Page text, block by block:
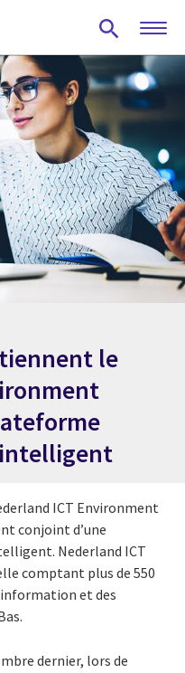
le
ICT Environment
conjoint d’une
Nederland ICT
comptant plus de 550
et des
dernier, lors de